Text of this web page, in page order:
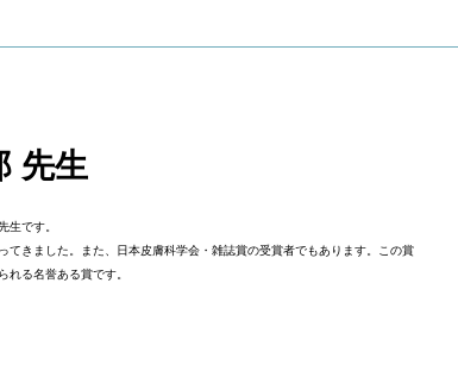
先生
生です。
きました。また、日本皮膚科学会・雑誌賞の受賞者でもあります。この賞
る名誉ある賞です。